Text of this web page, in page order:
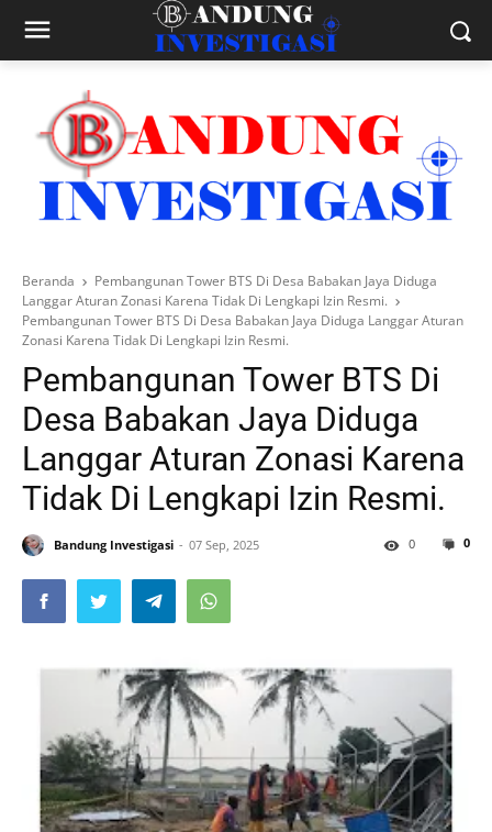
Beranda
Pembangunan Tower BTS Di Desa Babakan Jaya Diduga
Langgar Aturan Zonasi Karena Tidak Di Lengkapi Izin Resmi.
Pembangunan Tower BTS Di Desa Babakan Jaya Diduga Langgar Aturan
Zonasi Karena Tidak Di Lengkapi Izin Resmi.
Pembangunan Tower BTS Di
Desa Babakan Jaya Diduga
Langgar Aturan Zonasi Karena
Tidak Di Lengkapi Izin Resmi.
Bandung Investigasi 07 Sep, 2025 0
0